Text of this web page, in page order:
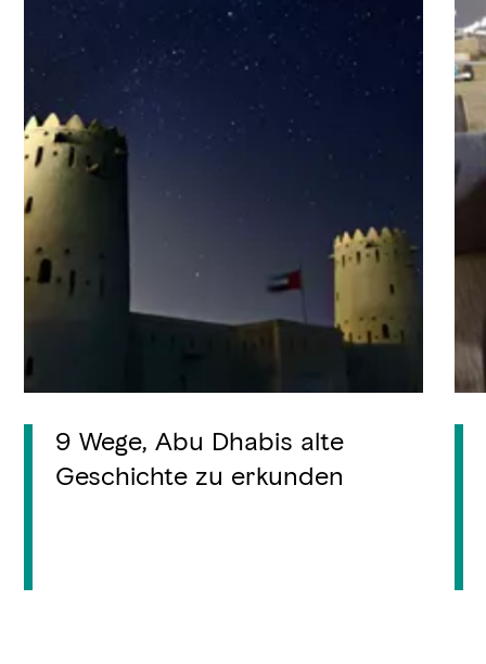
9 Wege, Abu Dhabis alte
Geschichte zu erkunden